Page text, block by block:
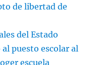
de libertad de
del Estado
puesto escolar al
escuela